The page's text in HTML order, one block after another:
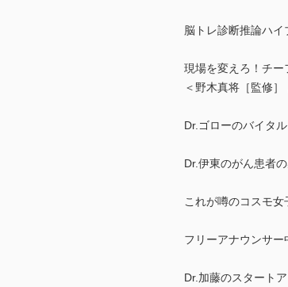
脳トレ診断推論ハ
現場を変えろ！チー
＜野木真将［監修
Dr.ゴローのバイタ
Dr.伊東のがん患者
これが噂のコスモ女
フリーアナウンサ
Dr.加藤のスタート